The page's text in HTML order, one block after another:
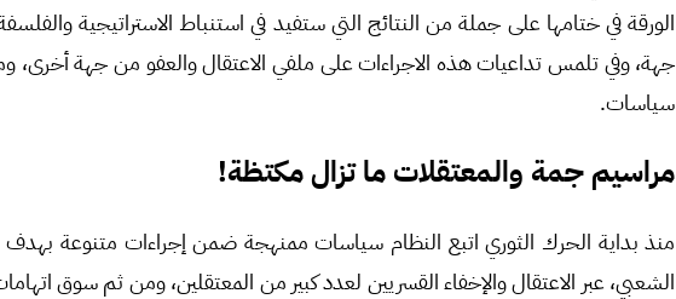
الورقة في ختامها على جملة من النتائج التي ستفيد في استنباط الاستراتيجية
جهة، وفي تلمس تداعيات هذه الاجراءات على ملفي الاعتقال والعفو من جهة
سياسات.
مراسيم جمة والمعتقلات ما تزال مكتظة!
منذ بداية الحرك الثوري اتبع النظام سياسات ممنهجة ضمن إجراءات متنوعة بهدف
الشعبي، عبر الاعتقال والإخفاء القسريين لعدد كبير من المعتقلين، ومن ثم سوق